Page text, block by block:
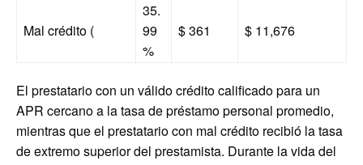
Mal crédito (
35.
99
%
$ 361 $ 11,676
El prestatario con un válido crédito calificado para un
APR cercano a la tasa de préstamo personal promedio,
mientras que el prestatario con mal crédito recibió la tasa
de extremo superior del prestamista. Durante la vida del